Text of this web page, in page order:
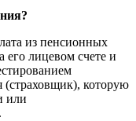
из пенсионных
его лицевом счете и
(страховщик), которую
или